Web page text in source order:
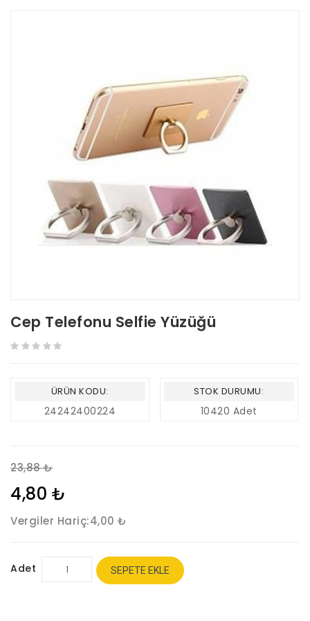
Cep Telefonu Selfie Yüzüğü
ÜRÜN KODU:
24242400224
STOK DURUMU:
10420 Adet
23,88 ₺
4,80 ₺
Vergiler Hariç:4,00 ₺
Adet SEPETE EKLE